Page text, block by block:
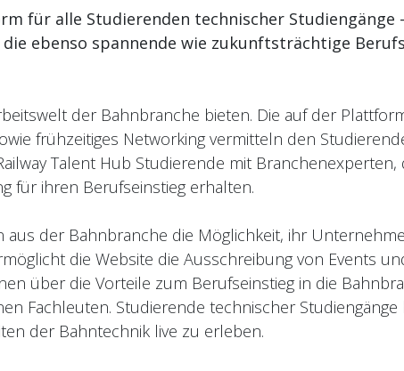
für alle Studierenden technischer Studiengänge
ebenso spannende wie zukunftsträchtige
der Bahnbranche bieten. Die auf der
frühzeitiges Networking vermitteln den
Talent Hub Studierende mit Branchenexperten,
für ihren Berufseinstieg erhalten.
der Bahnbranche die Möglichkeit, ihr
die Website die Ausschreibung von Events
über die Vorteile zum Berufseinstieg in die
Fachleuten. Studierende technischer Studiengänge
der Bahntechnik live zu erleben.